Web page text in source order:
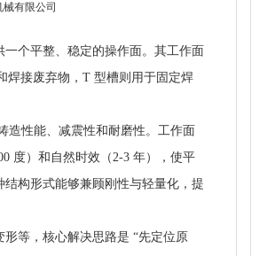
有限公司
个平整、稳定的操作面。其工作面
焊接废弃物，T 型槽则用于固定焊
造性能、减震性和耐磨性。工作面
度）和自然时效（2-3 年），使平
构形式能够兼顾刚性与轻量化，提
等，核心解决思路是 “先定位原